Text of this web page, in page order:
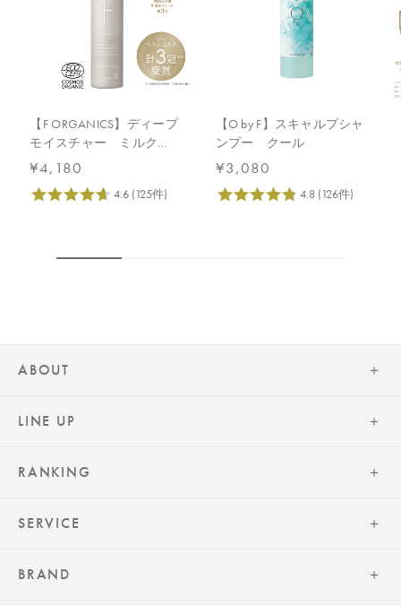
【F ORGANICS】ディープ
モイスチャー ミルク
120mL
¥4,180
【O by F】スキャルプシャ
ンプー クール
¥3,080
ABOUT
LINE UP
RANKING
SERVICE
BRAND